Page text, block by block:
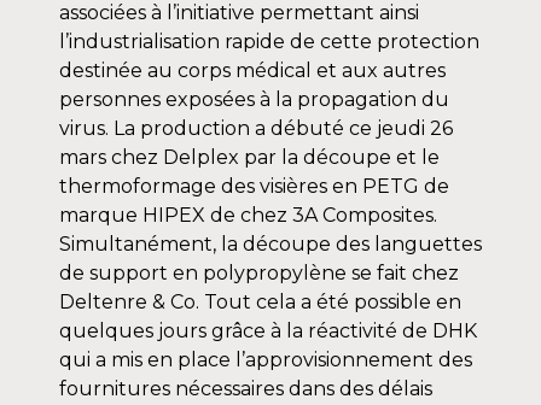
associées à l’initiative permettant ainsi
l’industrialisation rapide de cette protection
destinée au corps médical et aux autres
personnes exposées à la propagation du
virus. La production a débuté ce jeudi 26
mars chez Delplex par la découpe et le
thermoformage des visières en PETG de
marque HIPEX de chez 3A Composites.
Simultanément, la découpe des languettes
de support en polypropylène se fait chez
Deltenre & Co. Tout cela a été possible en
quelques jours grâce à la réactivité de DHK
qui a mis en place l’approvisionnement des
fournitures nécessaires dans des délais